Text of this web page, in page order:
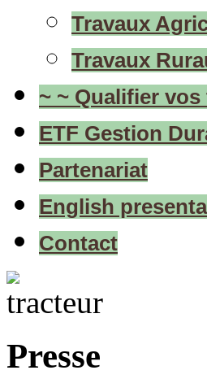
Travaux
Travaux
~ ~ Qualifier
ETF Gestion
Partenariat
English
Contact
Presse